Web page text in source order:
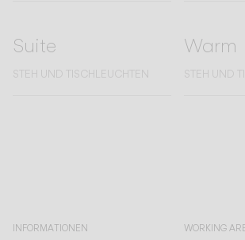
Suite
STEH UND TISCHLEUCHTEN
Warm
STEH UND
INFORMATIONEN WORKING